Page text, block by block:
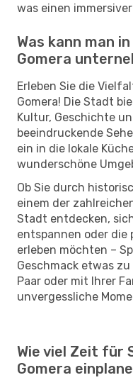
was einen
Was kann man
Gomera
Erleben Sie die
Gomera! Die Stadt
Kultur, Geschichte
beeindruckende
ein in die lokale
wunderschöne
Ob Sie durch
einem der
Stadt entdecken,
entspannen oder die
erleben möchten –
Geschmack etwas
Paar oder mit Ihrer
unvergessliche
Wie viel Zeit für
Gomera